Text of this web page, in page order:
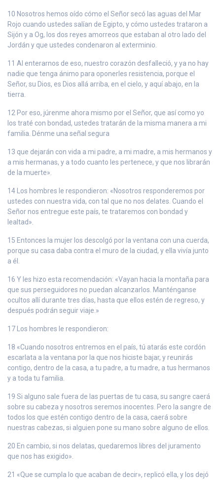
10 Nosotros hemos oído cómo el Señor secó las aguas del Mar
Rojo cuando ustedes salían de Egipto, y cómo ustedes trataron a
Sijón y a Og, los dos reyes amorreos que estaban al otro lado del
Jordán y que ustedes condenaron al exterminio.
11 Al enterarnos de eso, nuestro corazón desfalleció, y ya no hay
nadie que tenga ánimo para oponerles resistencia, porque el
Señor, su Dios, es Dios allá arriba, en el cielo, y aquí abajo, en la
tierra.
12 Por eso, júrenme ahora mismo por el Señor, que así como yo
los traté con bondad, ustedes tratarán de la misma manera a mi
familia. Dénme una señal segura
13 que dejarán con vida a mi padre, a mi madre, a mis hermanos y
a mis hermanas, y a todo cuanto les pertenece, y que nos librarán
de la muerte».
14 Los hombres le respondieron: «Nosotros responderemos por
ustedes con nuestra vida, con tal que no nos delates. Cuando el
Señor nos entregue este país, te trataremos con bondad y
lealtad».
15 Entonces la mujer los descolgó por la ventana con una cuerda,
porque su casa daba contra el muro de la ciudad, y ella vivía junto
a él.
16 Y les hizo esta recomendación: «Vayan hacia la montaña para
que sus perseguidores no puedan alcanzarlos. Manténganse
ocultos allí durante tres días, hasta que ellos estén de regreso, y
después podrán seguir viaje.»
17 Los hombres le respondieron:
18 «Cuando nosotros entremos en el país, tú atarás este cordón
escarlata a la ventana por la que nos hiciste bajar, y reunirás
contigo, dentro de la casa, a tu padre, a tu madre, a tus hermanos
y a toda tu familia.
19 Si alguno sale fuera de las puertas de tu casa, su sangre caerá
sobre su cabeza y nosotros seremos inocentes. Pero la sangre de
todos los que estén contigo dentro de la casa, caerá sobre
nuestras cabezas, si alguien pone su mano sobre alguno de ellos.
20 En cambio, si nos delatas, quedaremos libres del juramento
que nos has exigido».
21 «Que se cumpla lo que acaban de decir», replicó ella, y los dejó